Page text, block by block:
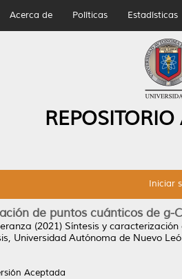
Acerca de Políticas Estadísticas
Iniciar
de puntos cuánticos de
(2021) Síntesis y
Universidad Autónoma de Nuevo
Aceptada